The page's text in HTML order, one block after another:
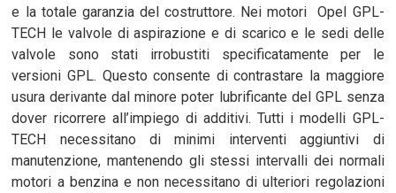
e la totale garanzia del costruttore. Nei motori Opel GPL-
TECH le valvole di aspirazione e di scarico e le sedi delle
valvole sono stati irrobustiti specificatamente per le
versioni GPL. Questo consente di contrastare la maggiore
usura derivante dal minore poter lubrificante del GPL senza
dover ricorrere all’impiego di additivi. Tutti i modelli GPL-
TECH necessitano di minimi interventi aggiuntivi di
manutenzione, mantenendo gli stessi intervalli dei normali
motori a benzina e non necessitano di ulteriori regolazioni